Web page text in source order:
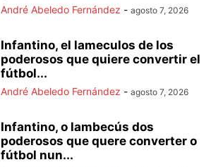
André Abeledo Fernández - agosto 7, 2026
Infantino, el lameculos de los
poderosos que quiere convertir el
fútbol...
André Abeledo Fernández - agosto 7, 2026
Infantino, o lambecús dos
poderosos que quere converter o
fútbol nun...